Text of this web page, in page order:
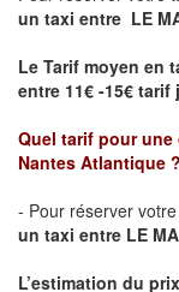
un taxi entre LE
Le Tarif moyen en
entre 11€ -15€
Quel tarif pour
Nantes Atlantique ?
- Pour réserver
un taxi entre LE
L’estimation du